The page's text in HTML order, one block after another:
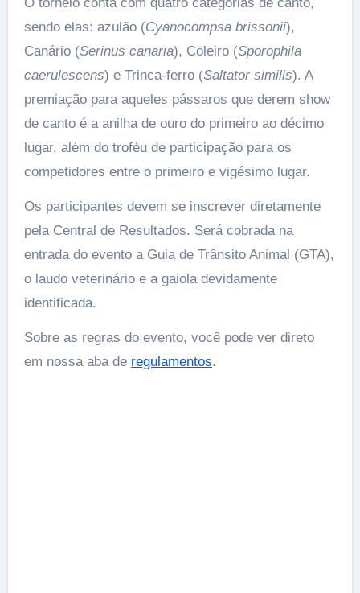
sendo elas: azulão (Cyanocompsa brissonii),
Canário (Serinus canaria), Coleiro (Sporophila
caerulescens) e Trinca-ferro (Saltator similis). A
premiação para aqueles pássaros que derem show
de canto é a anilha de ouro do primeiro ao décimo
lugar, além do troféu de participação para os
competidores entre o primeiro e vigésimo lugar.
Os participantes devem se inscrever diretamente
pela Central de Resultados. Será cobrada na
entrada do evento a Guia de Trânsito Animal (GTA),
o laudo veterinário e a gaiola devidamente
identificada.
Sobre as regras do evento, você pode ver direto
em nossa aba de regulamentos.